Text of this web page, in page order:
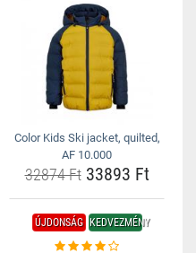
Color Kids Ski jacket, quilted,
AF 10.000
32874 Ft33893 Ft
ÚJDONSÁG KEDVEZMÉNY